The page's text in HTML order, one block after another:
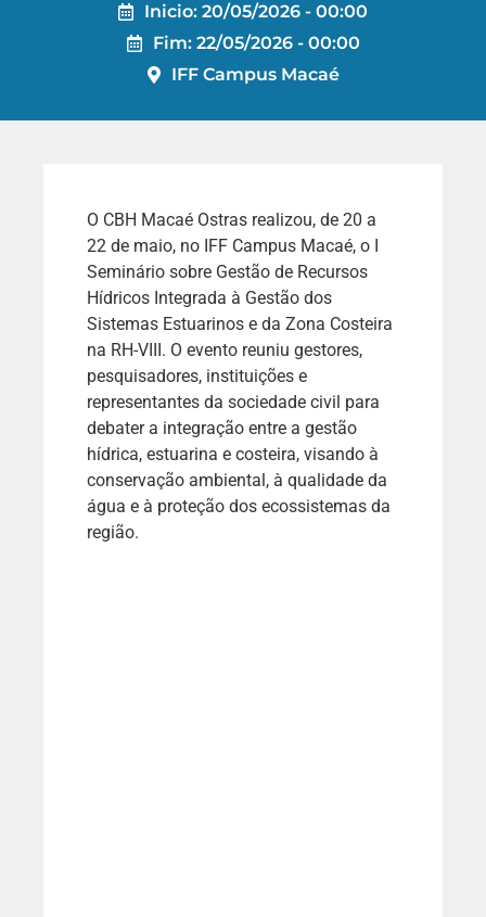
Inicio: 20/05/2026 - 00:00
Fim: 22/05/2026 - 00:00
IFF Campus Macaé
O CBH Macaé Ostras realizou, de 20 a
22 de maio, no IFF Campus Macaé, o I
Seminário sobre Gestão de Recursos
Hídricos Integrada à Gestão dos
Sistemas Estuarinos e da Zona Costeira
na RH-VIII. O evento reuniu gestores,
pesquisadores, instituições e
representantes da sociedade civil para
debater a integração entre a gestão
hídrica, estuarina e costeira, visando à
conservação ambiental, à qualidade da
água e à proteção dos ecossistemas da
região.